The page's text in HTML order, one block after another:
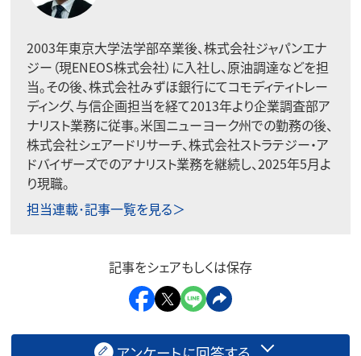
2003年東京大学法学部卒業後、株式会社ジャパンエナ
ジー（現ENEOS株式会社）に入社し、原油調達などを担
当。その後、株式会社みずほ銀行にてコモディティトレー
ディング、与信企画担当を経て2013年より企業調査部ア
ナリスト業務に従事。米国ニューヨーク州での勤務の後、
株式会社シェアードリサーチ、株式会社ストラテジー・ア
ドバイザーズでのアナリスト業務を継続し、2025年5月よ
り現職。
担当連載･記事一覧を見る＞
記事をシェアもしくは保存